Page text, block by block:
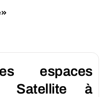
espaces
Satellite à